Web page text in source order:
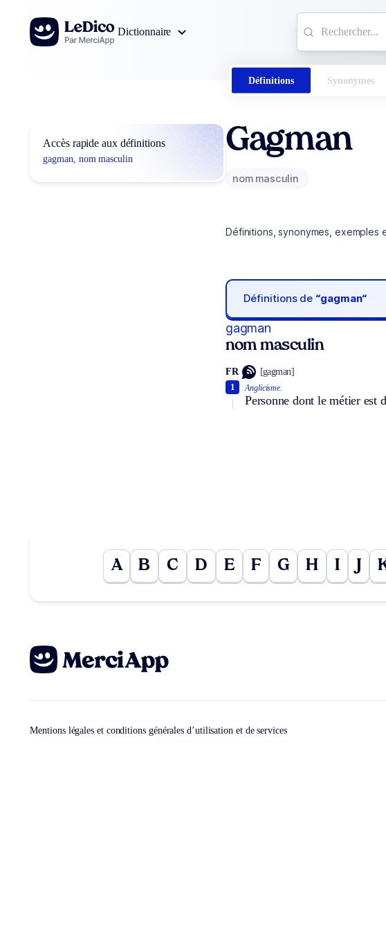
Aller au contenu
Dictionnaire
Définitions Synonymes
Accès rapide aux définitions
gagman, nom masculin
Gagman
nom masculin
Définitions, synonymes, exemples
Définitions de “gagman“
gagman
nom masculin
FR [gagman]
Anglicisme.
Personne dont le métier est
1
A B C D E F G H I
Mentions légales et conditions générales d’utilisation et de services